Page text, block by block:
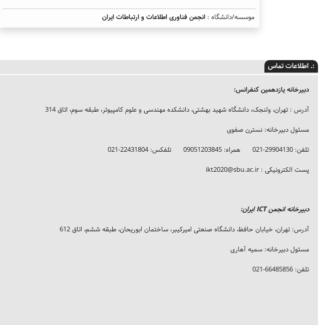
موسسه/دانشگاه : انجمن فناوری اطلاعات و ارتباطات ایران
:. اطلاعات تماس
دبیرخانه یازدهمین کنفرانس:
آدرس : تهران، ولنجک، دانشگاه شهید بهشتی، دانشکده مهندسی و علوم کامپیوتر، طبقه سوم، اتاق 314
مسئول دبیرخانه: نسترن صفوی
تلفن: 29904130-021 همراه: 09051203845 تلفکس: 22431804-021
پست الکترونیکی : ikt2020@sbu.ac.ir
دبیرخانه انجمن ICT ایران:
آدرس: تهران، خیابان حافظ، دانشگاه صنعتی امیرکیبر، ساختمان ابوریحان، طبقه ششم، اتاق 612
مسئول دبیرخانه: سمیه آهاری
تلفن: 66485856-021